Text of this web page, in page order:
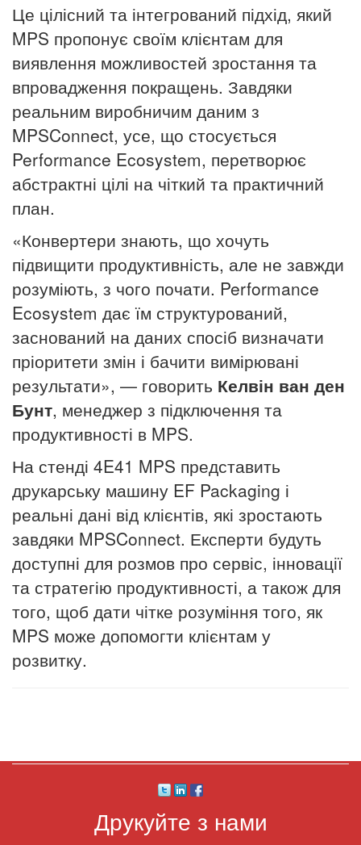
Це цілісний та інтегрований підхід, який
MPS пропонує своїм клієнтам для
виявлення можливостей зростання та
впровадження покращень. Завдяки
реальним виробничим даним з
MPSConnect, усе, що стосується
Performance Ecosystem, перетворює
абстрактні цілі на чіткий та практичний
план.
«Конвертери знають, що хочуть
підвищити продуктивність, але не завжди
розуміють, з чого почати. Performance
Ecosystem дає їм структурований,
заснований на даних спосіб визначати
пріоритети змін і бачити вимірювані
результати», — говорить Келвін ван ден
Бунт, менеджер з підключення та
продуктивності в MPS.
На стенді 4E41 MPS представить
друкарську машину EF Packaging і
реальні дані від клієнтів, які зростають
завдяки MPSConnect. Експерти будуть
доступні для розмов про сервіс, інновації
та стратегію продуктивності, а також для
того, щоб дати чітке розуміння того, як
MPS може допомогти клієнтам у
розвитку.
Друкуйте з нами